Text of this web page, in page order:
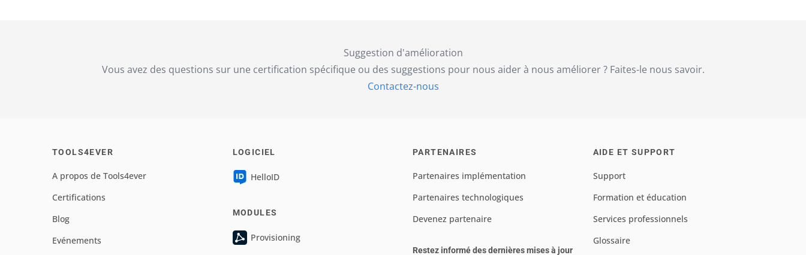
Suggestion d'amélioration
Vous avez des questions sur une certification spécifique ou des suggestions pour nous aider à nous améliorer ? Faites-le nous savoir.
Contactez-nous
TOOLS4EVER
A propos de Tools4ever
Certifications
Blog
Evénements
LOGICIEL
HelloID
MODULES
Provisioning
PARTENAIRES
Partenaires implémentation
Partenaires technologiques
Devenez partenaire
Restez informé des dernières mises à jour
AIDE ET SUPPORT
Support
Formation et éducation
Services professionnels
Glossaire